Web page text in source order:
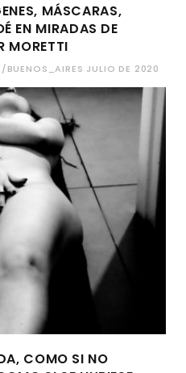
MÁSCARAS,
EN MIRADAS DE
MORETTI
JULIO DE 2020
COMO SI NO